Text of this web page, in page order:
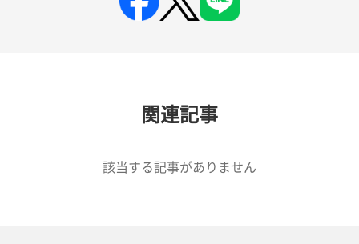
関連記事
該当する記事がありません